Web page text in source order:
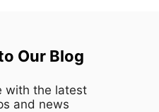
Our Blog
with the latest
and news